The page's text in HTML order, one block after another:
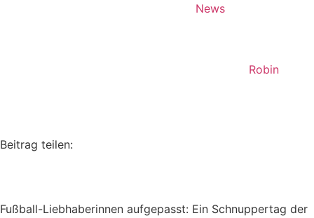
News
Robin
Beitrag teilen:
Fußball-Liebhaberinnen aufgepasst: Ein Schnuppertag der